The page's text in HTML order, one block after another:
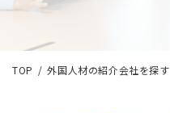
TOP 外国人材の紹介会社を探す